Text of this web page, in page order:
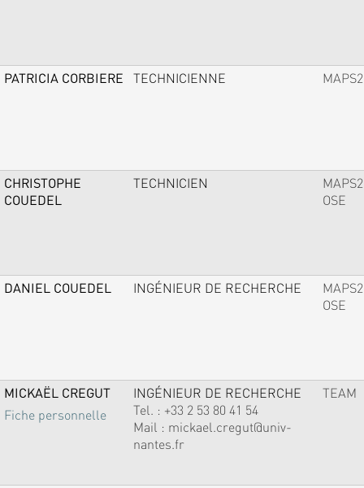
PATRICIA CORBIERE TECHNICIENNE MAPS2
CHRISTOPHE
COUEDEL
TECHNICIEN
MAPS2
OSE
DANIEL COUEDEL INGÉNIEUR DE RECHERCHE
MAPS2
OSE
MICKAËL CREGUT
Fiche personnelle
INGÉNIEUR DE RECHERCHE
Tel. : +33 2 53 80 41 54
Mail : mickael.cregut@univ-
nantes.fr
TEAM